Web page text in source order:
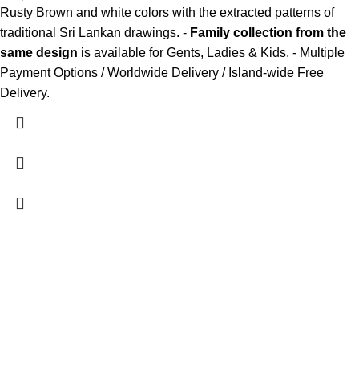
Rusty Brown and white colors with the extracted patterns of
traditional Sri Lankan drawings. - Family collection from the
same design is available for Gents, Ladies & Kids. - Multiple
Payment Options / Worldwide Delivery / Island-wide Free
Delivery.